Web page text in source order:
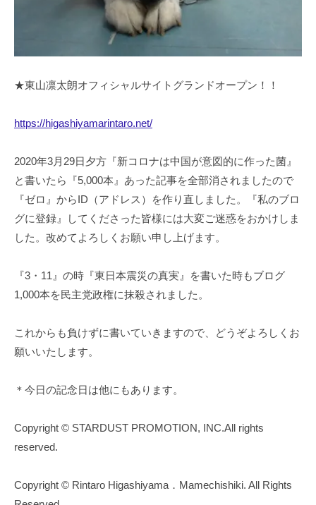
★東山凛太朗オフィシャルサイトグランドオープン！！
https://higashiyamarintaro.net/
2020年3月29日夕方『新コロナは中国が意図的に作った菌』
と書いたら『5,000本』あった記事を全部消されましたので
『ゼロ』からID（アドレス）を作り直しました。『私のブロ
グに登録』してくださった皆様には大変ご迷惑をおかけしま
した。改めてよろしくお願い申し上げます。
『3・11』の時『東日本震災の真実』を書いた時もブログ
1,000本を民主党政権に抹殺されました。
これからも負けずに書いていきますので、どうぞよろしくお
願いいたします。
＊今日の記念日は他にもあります。
Copyright © STARDUST PROMOTION, INC.All rights
reserved.
Copyright © Rintaro Higashiyama．Mamechishiki. All Rights